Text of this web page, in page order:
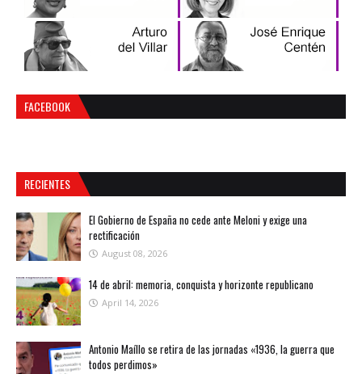
FACEBOOK
RECIENTES
El Gobierno de España no cede ante Meloni y exige una
rectificación
August 08, 2026
14 de abril: memoria, conquista y horizonte republicano
April 14, 2026
Antonio Maíllo se retira de las jornadas «1936, la guerra que
todos perdimos»